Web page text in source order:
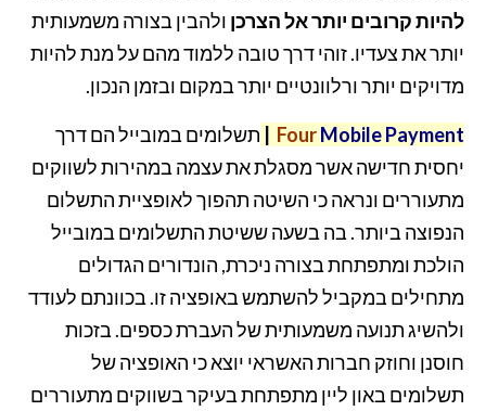
להיות קרובים יותר אל הצרכן ולהבין בצורה משמעותית
יותר את צעדיו. זוהי דרך טובה ללמוד מהם על מנת להיות
מדויקים יותר ורלוונטיים יותר במקום ובזמן הנכון.
FourMobilePayment
תשלומים במובייל הם דרך
יחסית חדישה אשר מסגלת את עצמה במהירות לשווקים
מתעוררים ונראה כי השיטה תהפוך לאופציית התשלום
הנפוצה ביותר. בה בשעה ששיטת התשלומים במובייל
הולכת ומתפתחת בצורה ניכרת, הונדורים הגדולים
מתחילים במקביל להשתמש באופציה זו. בכוונתם לעודד
ולהשיג תנועה משמעותית של העברת כספים. בזכות
חוסנן וחוזק חברות האשראי יוצא כי האופציה של
תשלומים באון ליין מתפתחת בעיקר בשווקים מתעוררים